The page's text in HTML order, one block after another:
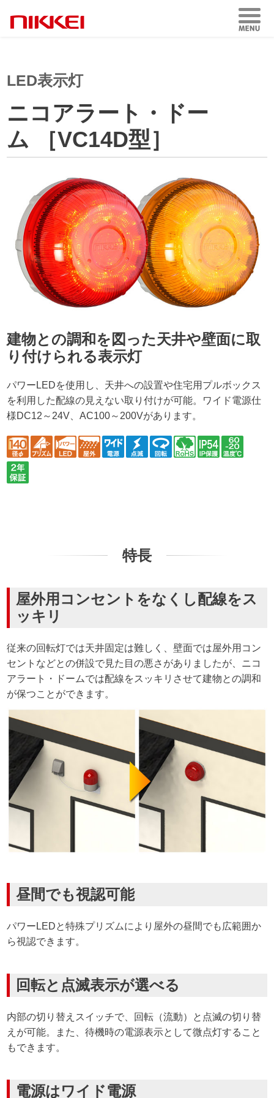
LED表示灯
ニコアラート・ドー
ム ［VC14D型］
建物との調和を図った天井や壁面に取
り付けられる表示灯
パワーLEDを使用し、天井への設置や住宅用プルボックス
を利用した配線の見えない取り付けが可能。ワイド電源仕
様DC12～24V、AC100～200Vがあります。
特長
屋外用コンセントをなくし配線をス
ッキリ
従来の回転灯では天井固定は難しく、壁面では屋外用コン
セントなどとの併設で見た目の悪さがありましたが、ニコ
アラート・ドームでは配線をスッキリさせて建物との調和
が保つことができます。
昼間でも視認可能
パワーLEDと特殊プリズムにより屋外の昼間でも広範囲か
ら視認できます。
回転と点滅表示が選べる
内部の切り替えスイッチで、回転（流動）と点滅の切り替
えが可能。また、待機時の電源表示として微点灯すること
もできます。
電源はワイド電源